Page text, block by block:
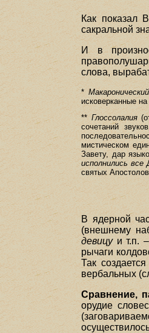
Как показал
сакральной
И в
слова,
*Макаронический
исковерканные
** Глоссолалия
сочетаний
мистическом
Завету, дар
исполнились
святых
В ядерной
(внешнему
девицуи т.п. –
рычаги
Так
вербальных
Сравнение,
орудие